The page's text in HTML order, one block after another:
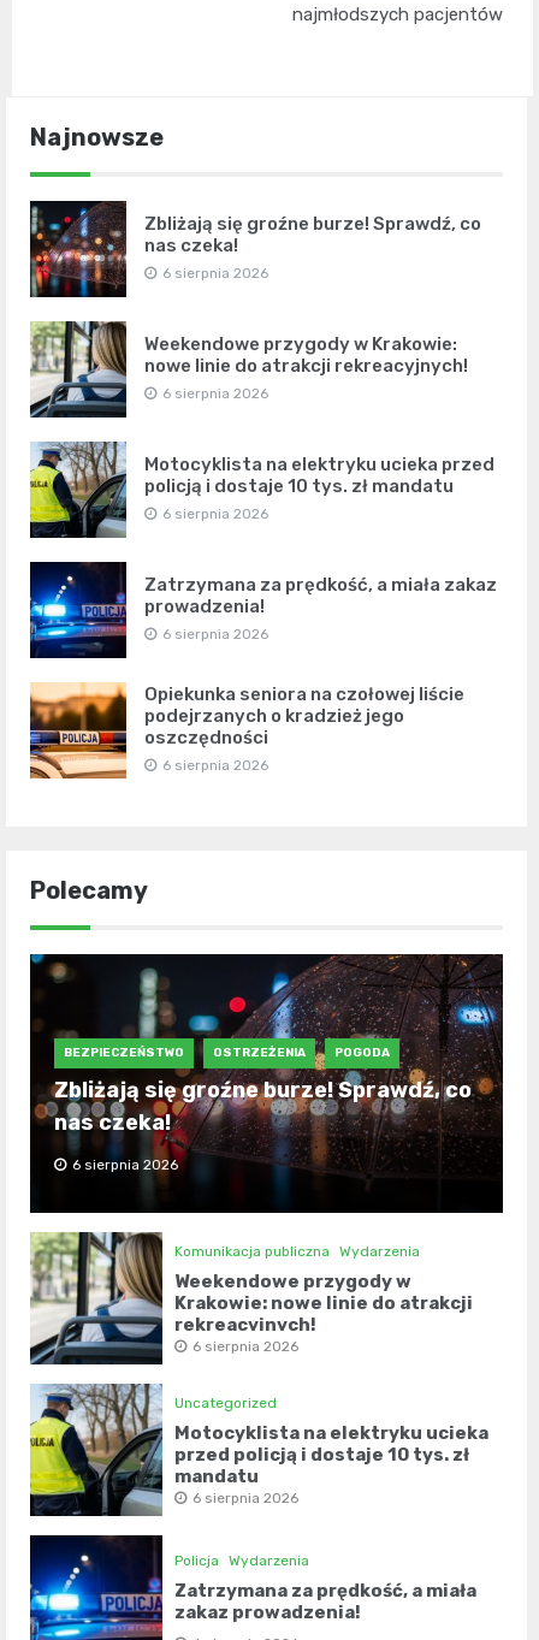
najmłodszych pacjentów
Najnowsze
Zbliżają się groźne burze! Sprawdź, co
nas czeka!
6 sierpnia 2026
Weekendowe przygody w Krakowie:
nowe linie do atrakcji rekreacyjnych!
6 sierpnia 2026
Motocyklista na elektryku ucieka przed
policją i dostaje 10 tys. zł mandatu
6 sierpnia 2026
Zatrzymana za prędkość, a miała zakaz
prowadzenia!
6 sierpnia 2026
Opiekunka seniora na czołowej liście
podejrzanych o kradzież jego
oszczędności
6 sierpnia 2026
Polecamy
BEZPIECZEŃSTWO OSTRZEŻENIA POGODA
Zbliżają się groźne burze! Sprawdź, co
nas czeka!
6 sierpnia 2026
Komunikacja publiczna Wydarzenia
Weekendowe przygody w
Krakowie: nowe linie do atrakcji
rekreacyjnych!
6 sierpnia 2026
Uncategorized
Motocyklista na elektryku ucieka
przed policją i dostaje 10 tys. zł
mandatu
6 sierpnia 2026
Policja Wydarzenia
Zatrzymana za prędkość, a miała
zakaz prowadzenia!